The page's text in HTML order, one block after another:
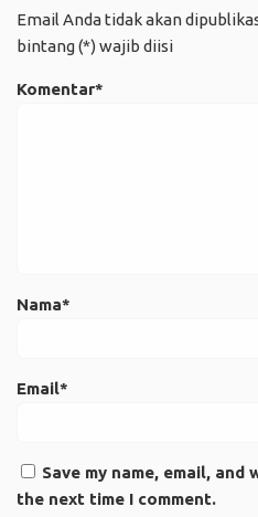
Email Anda tidak akan
bintang (*) wajib diisi
Komentar*
Nama*
Email*
Save my name, email,
the next time I comment.